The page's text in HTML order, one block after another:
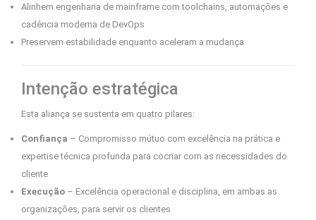
Alinhem engenharia de mainframe com toolchains, automações e
cadência moderna de DevOps
Preservem estabilidade enquanto aceleram a mudança
Intenção estratégica
Esta aliança se sustenta em quatro pilares:
Confiança – Compromisso mútuo com excelência na prática e
expertise técnica profunda para cocriar com as necessidades do
cliente
Execução – Excelência operacional e disciplina, em ambas as
organizações, para servir os clientes